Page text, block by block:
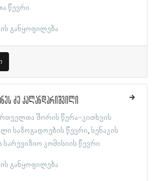
წევრი
განყოფილება
ძე კალანდარიშვილი
შორის წერა-კითხვის
საზოგადოების წევრი სენაკის
კომისიის წევრი
განყოფილება